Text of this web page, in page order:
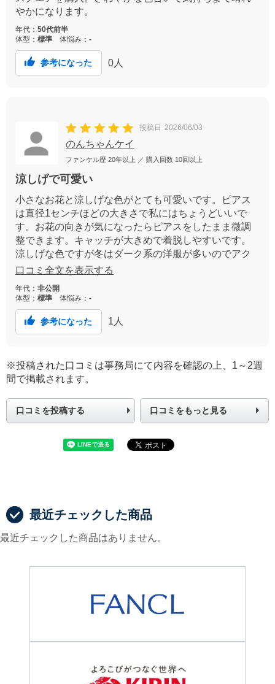
やかになります。
年代： 50代前半
体型： 標準 体悩み： -
参考になった 0 人
投稿日 2026/06/03
のんちゃんケイ
ファンケル歴 20年以上 ／ 購入回数 10回以上
涼しげで可愛い
小さなお花と涼しげな色がとても可愛いです。ピアス
は直径1センチほどの大きさで私にはちょうどいいで
す。お花の向きが気になったらピアスをしたまま微調
整できます。キャッチが大きめで着脱しやすいです。
涼しげな色ですが冬はダーク系の洋服が多いのでアク
セントになると思いました。スクエアタイプの購入も
口コミ全文を表示する
年代： 非公開
体型： 標準 体悩み： -
参考になった 1人
※投稿された口コミは事務局にて内容を確認の上、1～2週
間で掲載されます。
口コミを投稿する 口コミをもっと見る
最近チェックした商品
最近チェックした商品はありません。